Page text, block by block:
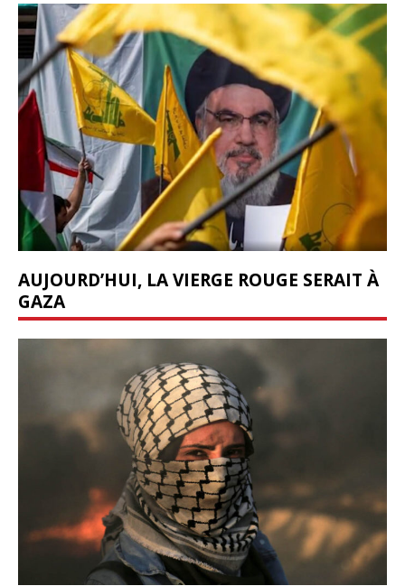
AUJOURD’HUI, LA VIERGE ROUGE SERAIT À
GAZA